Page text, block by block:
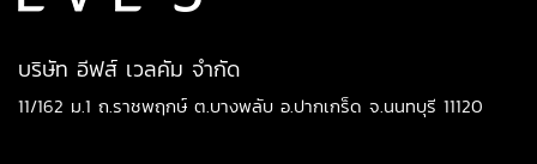
บริษัท อีฟส์ เวลคัม จำกัด
11/162 ม.1 ถ.ราชพฤกษ์ ต.บางพลับ อ.ปากเกร็ด จ.นนทบุรี 11120